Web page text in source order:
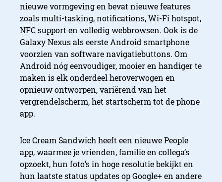
nieuwe vormgeving en bevat nieuwe features
zoals multi-tasking, notifications, Wi-Fi hotspot,
NFC support en volledig webbrowsen. Ook is de
Galaxy Nexus als eerste Android smartphone
voorzien van software navigatiebuttons. Om
Android nóg eenvoudiger, mooier en handiger te
maken is elk onderdeel heroverwogen en
opnieuw ontworpen, variërend van het
vergrendelscherm, het startscherm tot de phone
app.
Ice Cream Sandwich heeft een nieuwe People
app, waarmee je vrienden, familie en collega’s
opzoekt, hun foto’s in hoge resolutie bekijkt en
hun laatste status updates op Google+ en andere